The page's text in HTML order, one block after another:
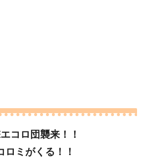
コロ団襲来！！
ロミがくる！！